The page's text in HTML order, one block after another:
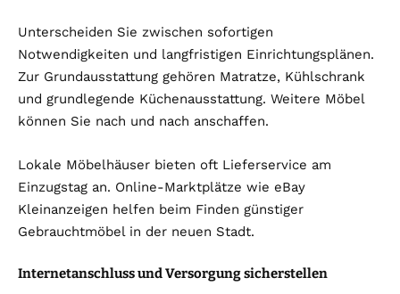
Unterscheiden Sie zwischen sofortigen
Notwendigkeiten und langfristigen Einrichtungsplänen.
Zur Grundausstattung gehören Matratze, Kühlschrank
und grundlegende Küchenausstattung. Weitere Möbel
können Sie nach und nach anschaffen.
Lokale Möbelhäuser bieten oft Lieferservice am
Einzugstag an. Online-Marktplätze wie eBay
Kleinanzeigen helfen beim Finden günstiger
Gebrauchtmöbel in der neuen Stadt.
Internetanschluss und Versorgung sicherstellen